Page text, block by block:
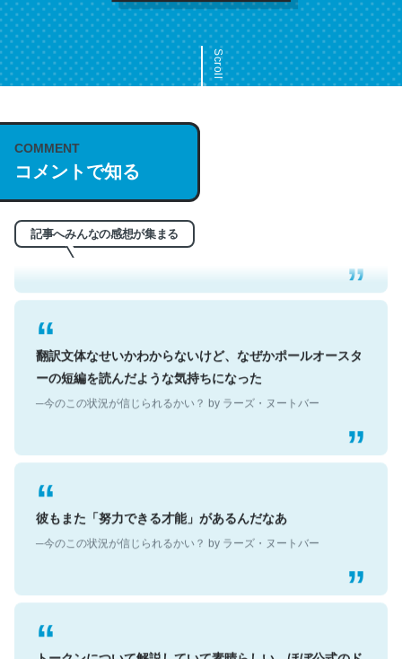
Scroll
COMMENT
コメントで知る
記事へみんなの感想が集まる
これは名文。彼はとてもクレバーなんだろうなと凄く思
う。英語少しでも読める人は原文もお勧め。自分はこの流
─今のこの状況が信じられるかい？ by ラーズ・ヌートバー
翻訳文体なせいかわからないけど、なぜかポールオースタ
ーの短編を読んだような気持ちになった
─今のこの状況が信じられるかい？ by ラーズ・ヌートバー
彼もまた「努力できる才能」があるんだなあ
─今のこの状況が信じられるかい？ by ラーズ・ヌートバー
トークンについて解説していて素晴らしい。ほぼ公式のド